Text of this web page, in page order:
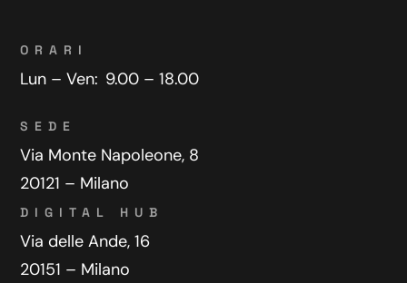
ORARI
Lun – Ven: 9.00 – 18.00
SEDE
Via Monte Napoleone, 8
20121 – Milano
DIGITAL HUB
Via delle Ande, 16
20151 – Milano